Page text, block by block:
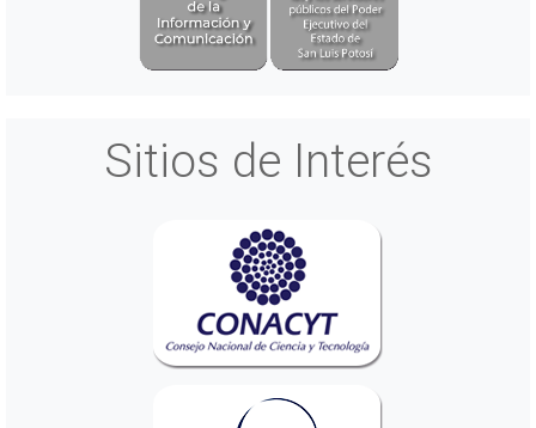
Sitios de Interés